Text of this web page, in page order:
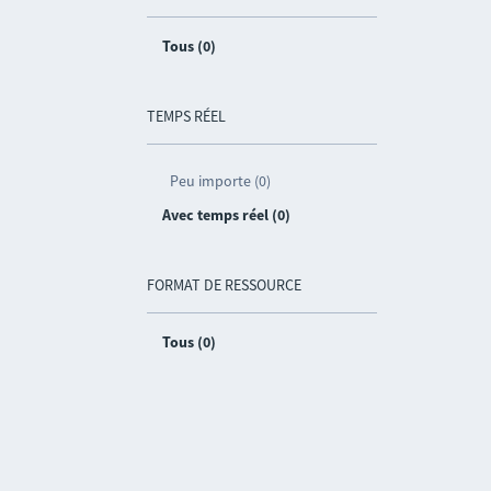
Tous (0)
TEMPS RÉEL
Peu importe (0)
Avec temps réel (0)
FORMAT DE RESSOURCE
Tous (0)